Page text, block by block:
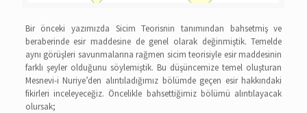
Bir önceki yazımızda Sicim Teorisnin tanımından bahsetmiş ve
beraberinde esir maddesine de genel olarak değinmiştik. Temelde
aynı görüşleri savunmalarına rağmen sicim teorisiyle esir maddesinin
farklı şeyler olduğunu söylemiştik. Bu düşüncemize temel oluşturan
Mesnevi-i Nuriye’den alıntıladığımız bölümde geçen esir hakkındaki
fikirleri inceleyeceğiz. Öncelikle bahsettiğimiz bölümü alıntılayacak
olursak;